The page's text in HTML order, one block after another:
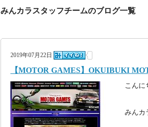
みんカラスタッフチームのブログ一覧
2019年07月22日
【MOTOR GAMES】OKUIBUKI
こんに
みんカ